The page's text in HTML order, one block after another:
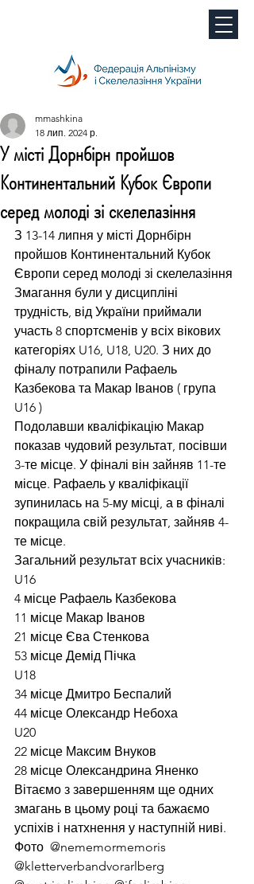
У місті Дорнбірн пройшов
Континентальний Кубок Європи
серед молоді зі скелелазіння
mmashkina
18 лип. 2024 р.
З 13-14 липня у місті Дорнбірн
пройшов Континентальний Кубок
Європи серед молоді зі скелелазіння
Змагання були у дисципліні
трудність, від України приймали
участь 8 спортсменів у всіх вікових
категоріях U16, U18, U20. З них до
фіналу потрапили Рафаель
Казбекова та Макар Іванов ( група
U16 )
Подолавши кваліфікацію Макар
показав чудовий результат, посівши
3-те місце. У фіналі він зайняв 11-те
місце. Рафаель у кваліфікації
зупинилась на 5-му місці, а в фіналі
покращила свій результат, зайняв 4-
те місце.
Загальний результат всіх учасників:
U16
4 місце Рафаель Казбекова
11 місце Макар Іванов
21 місце Єва Стенкова
53 місце Демід Пічка
U18
34 місце Дмитро Беспалий
44 місце Олександр Небоха
U20
22 місце Максим Внуков
28 місце Олександрина Яненко
Вітаємо з завершенням ще одних
змагань в цьому році та бажаємо
успіхів і натхнення у наступній ниві.
Фото  @nememormemoris
@kletterverbandvorarlberg